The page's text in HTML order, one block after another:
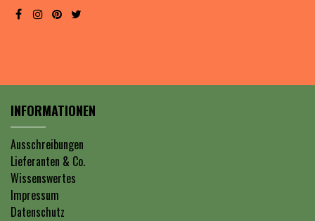
INFORMATIONEN
Ausschreibungen
Lieferanten & Co.
Wissenswertes
Impressum
Datenschutz